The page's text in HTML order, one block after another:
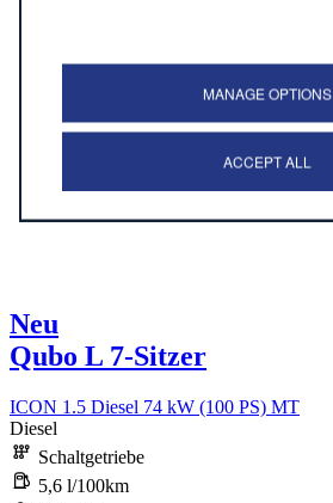
Neu
Qubo L 7-Sitzer
ICON 1.5 Diesel 74 kW (100 PS) MT
Diesel
Schaltgetriebe
5,6 l/100km
MANAGE OPTIONS
ACCEPT ALL